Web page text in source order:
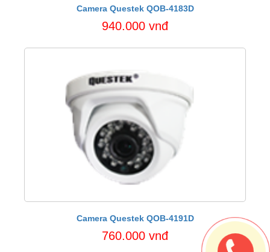
Camera Questek QOB-4183D
940.000 vnđ
Camera Questek QOB-4191D
760.000 vnđ